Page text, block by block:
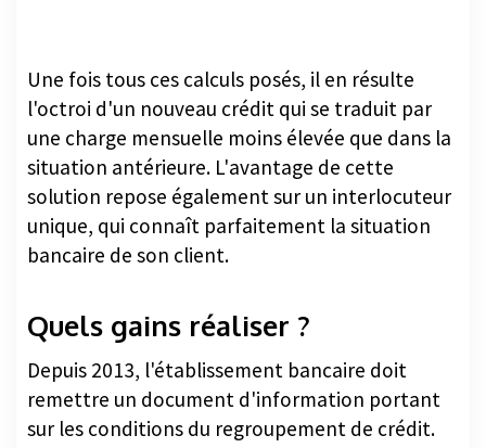
Une fois tous ces calculs posés, il en résulte
l'octroi d'un nouveau crédit qui se traduit par
une charge mensuelle moins élevée que dans la
situation antérieure. L'avantage de cette
solution repose également sur un interlocuteur
unique, qui connaît parfaitement la situation
bancaire de son client.
Quels gains réaliser ?
Depuis 2013, l'établissement bancaire doit
remettre un document d'information portant
sur les conditions du regroupement de crédit.